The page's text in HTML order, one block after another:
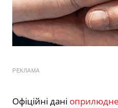
РЕКЛАМА
Офіційні дані